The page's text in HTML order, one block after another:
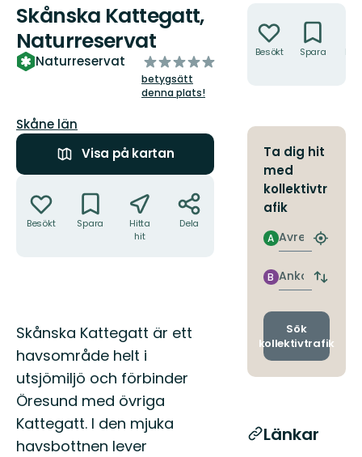
Skånska Kattegatt,
Naturreservat
Naturreservat
av
5
stjärnor
betygsätt
denna plats!
Län:
Skåne län
Visa på kartan
Besökt Spara
Hitta
hit
Dela
Beskrivning
Skånska Kattegatt är ett
havsområde helt i
utsjömiljö och förbinder
Öresund med övriga
Kattegatt. I den mjuka
havsbottnen lever
Besökt Spara
Ta dig hit
med
kollektivtr
afik
Avresa
A
Hitta
Ankomst
B
Byt
och
Sök
kollektivtrafik
Länkar